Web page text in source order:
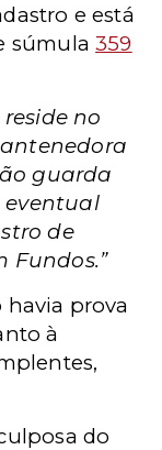
e está
súmula359
no
guarda
eventual
de
Fundos.”
prova
à
do